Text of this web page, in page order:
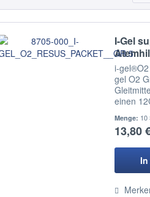
I-Gel
i-
gel O2
einen
Menge: 10
13,80